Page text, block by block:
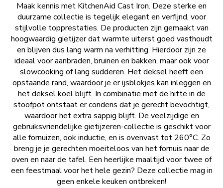
Maak kennis met KitchenAid Cast Iron. Deze sterke en
duurzame collectie is tegelijk elegant en verfijnd, voor
stijlvolle topprestaties. De producten zijn gemaakt van
hoogwaardig gietijzer dat warmte uiterst goed vasthoudt
en blijven dus lang warm na verhitting. Hierdoor zijn ze
ideaal voor aanbraden, bruinen en bakken, maar ook voor
slowcooking of lang sudderen. Het deksel heeft een
opstaande rand, waardoor je er ijsblokjes kan inleggen en
het deksel koel blijft. In combinatie met de hitte in de
stoofpot ontstaat er condens dat je gerecht bevochtigt,
waardoor het extra sappig blijft. De veelzijdige en
gebruiksvriendelijke gietijzeren-collectie is geschikt voor
alle fornuizen, ook inductie, en is ovenvast tot 260°C. Zo
breng je je gerechten moeiteloos van het fornuis naar de
oven en naar de tafel. Een heerlijke maaltijd voor twee of
een feestmaal voor het hele gezin? Deze collectie mag in
geen enkele keuken ontbreken!